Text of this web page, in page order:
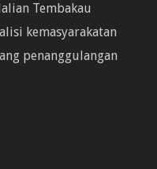
Tembakau
kemasyarakatan
penanggulangan